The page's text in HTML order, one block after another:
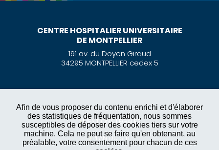
Afin de vous proposer du contenu enrichi et d'élaborer
des statistiques de fréquentation, nous sommes
susceptibles de déposer des cookies tiers sur votre
machine. Cela ne peut se faire qu'en obtenant, au
préalable, votre consentement pour chacun de ces
CENTRE HOSPITALIER UNIVERSITAIRE
DE MONTPELLIER
191 av. du Doyen Giraud
34295 MONTPELLIER cedex 5
MENTIONS LÉGALES
PLAN DU SITE